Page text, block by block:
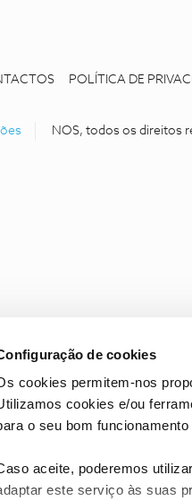
de cookies
cookies permitem-nos
cookies e/ou
o seu bom
aceite, poderemos
este serviço às suas
POLÍTICA DE
NOS, todos os direitos